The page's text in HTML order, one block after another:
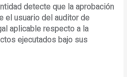
detecte que la aprobación
el usuario del auditor de
aplicable respecto a la
ejecutados bajo sus